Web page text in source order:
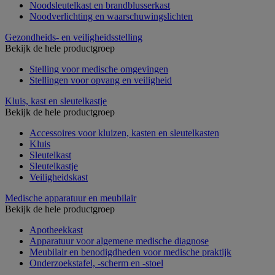
Noodsleutelkast en brandblusserkast
Noodverlichting en waarschuwingslichten
Gezondheids- en veiligheidsstelling
Bekijk de hele productgroep
Stelling voor medische omgevingen
Stellingen voor opvang en veiligheid
Kluis, kast en sleutelkastje
Bekijk de hele productgroep
Accessoires voor kluizen, kasten en sleutelkasten
Kluis
Sleutelkast
Sleutelkastje
Veiligheidskast
Medische apparatuur en meubilair
Bekijk de hele productgroep
Apotheekkast
Apparatuur voor algemene medische diagnose
Meubilair en benodigdheden voor medische praktijk
Onderzoekstafel, -scherm en -stoel